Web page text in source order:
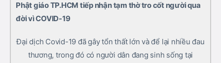
Phật giáo TP.HCM tiếp nhận tạm thờ tro cốt người qua
đời vì COVID-19
Đại dịch Covid-19 đã gây tổn thất lớn và để lại nhiều đau
thương, trong đó có người dân đang sinh sống tại